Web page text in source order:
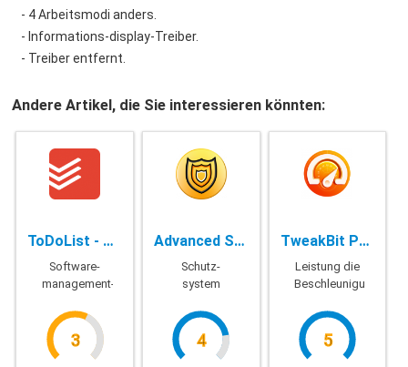
- 4 Arbeitsmodi anders.
- Informations-display-Treiber.
- Treiber entfernt.
Andere Artikel, die Sie interessieren könnten:
ToDoList - 8.0.0.0
Software-
management-
3
Advanced System Protector - 2.3.1001.26084
Schutz-
system
4
TweakBit PC SpeedUp - 1.8.2.42
Leistung die
Beschleunigung
5